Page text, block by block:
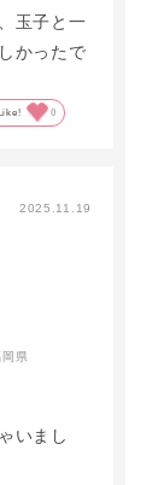
玉子と一
かったで
0
2025.11.19
岡県
いまし